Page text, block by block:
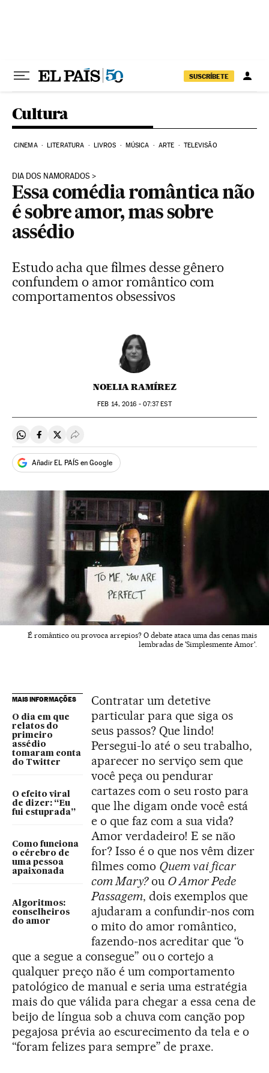
SUSCRÍBETE
Cultura
CINEMA LITERATURA LIVROS MÚSICA ARTE TELEVISÃO
DIA DOS NAMORADOS
Essa comédia romântica não
é sobre amor, mas sobre
assédio
Estudo acha que filmes desse gênero
confundem o amor romântico com
comportamentos obsessivos
NOELIA RAMÍREZ
FEB 14, 2016 - 07:37EST
Compartir en Whatsapp
Compartir en Facebook
Compartir en Twitter
Desplegar Redes Sociales
Añadir EL PAÍS en Google
É romântico ou provoca arrepios? O debate ataca uma das cenas mais
lembradas de 'Simplesmente Amor'.
MAIS INFORMAÇÕES
O dia em que
relatos do
primeiro
assédio
tomaram conta
do Twitter
O efeito viral
de dizer: “Eu
fui estuprada”
Como funciona
o cérebro de
uma pessoa
apaixonada
Algoritmos:
conselheiros
do amor
Contratar um detetive
particular para que siga os
seus passos? Que lindo!
Persegui-lo até o seu trabalho,
aparecer no serviço sem que
você peça ou pendurar
cartazes com o seu rosto para
que lhe digam onde você está
e o que faz com a sua vida?
Amor verdadeiro! E se não
for? Isso é o que nos vêm dizer
filmes como Quem vai ficar
com Mary?ou O Amor Pede
Passagem, dois exemplos que
ajudaram a confundir-nos com
o mito do amor romântico,
fazendo-nos acreditar que “o
que a segue a consegue” ou o cortejo a
qualquer preço não é um comportamento
patológico de manual e seria uma estratégia
mais do que válida para chegar a essa cena de
beijo de língua sob a chuva com canção pop
pegajosa prévia ao escurecimento da tela e o
“foram felizes para sempre” de praxe.